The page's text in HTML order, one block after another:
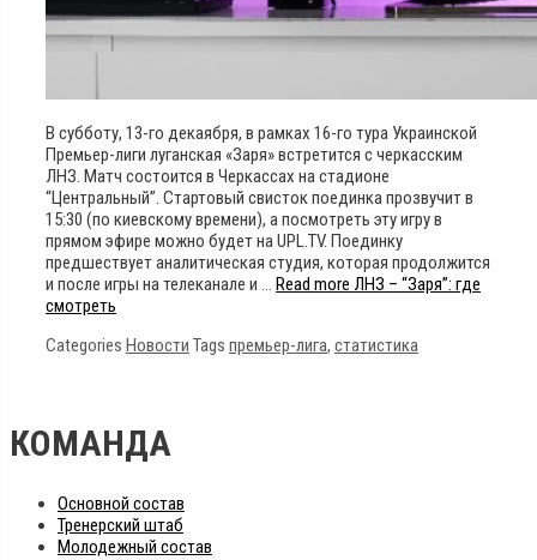
В субботу, 13-го декаября, в рамках 16-го тура Украинской
Премьер-лиги луганская «Заря» встретится с черкасским
ЛНЗ. Матч состоится в Черкассах на стадионе
“Центральный”. Стартовый свисток поединка прозвучит в
15:30 (по киевскому времени), а посмотреть эту игру в
прямом эфире можно будет на UPL.TV. Поединку
предшествует аналитическая студия, которая продолжится
и после игры на телеканале и … Read more ЛНЗ – “Заря”: где
смотреть
Categories Новости Tags премьер-лига, статистика
КОМАНДА
Основной состав
Тренерский штаб
Молодежный состав